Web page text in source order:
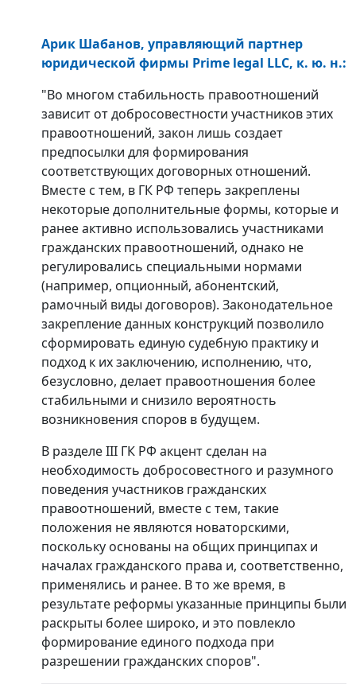
Арик Шабанов, управляющий партнер
юридической фирмы Prime legal LLC, к. ю. н.:
"Во многом стабильность правоотношений
зависит от добросовестности участников этих
правоотношений, закон лишь создает
предпосылки для формирования
соответствующих договорных отношений.
Вместе с тем, в ГК РФ теперь закреплены
некоторые дополнительные формы, которые и
ранее активно использовались участниками
гражданских правоотношений, однако не
регулировались специальными нормами
(например, опционный, абонентский,
рамочный виды договоров). Законодательное
закрепление данных конструкций позволило
сформировать единую судебную практику и
подход к их заключению, исполнению, что,
безусловно, делает правоотношения более
стабильными и снизило вероятность
возникновения споров в будущем.
В разделе III ГК РФ акцент сделан на
необходимость добросовестного и разумного
поведения участников гражданских
правоотношений, вместе с тем, такие
положения не являются новаторскими,
поскольку основаны на общих принципах и
началах гражданского права и, соответственно,
применялись и ранее. В то же время, в
результате реформы указанные принципы были
раскрыты более широко, и это повлекло
формирование единого подхода при
разрешении гражданских споров".